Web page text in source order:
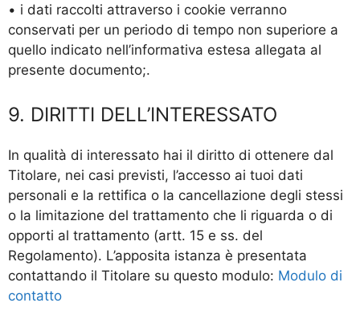
• i dati raccolti attraverso i cookie verranno
conservati per un periodo di tempo non superiore a
quello indicato nell’informativa estesa allegata al
presente documento;.
9. DIRITTI DELL’INTERESSATO
In qualità di interessato hai il diritto di ottenere dal
Titolare, nei casi previsti, l’accesso ai tuoi dati
personali e la rettifica o la cancellazione degli stessi
o la limitazione del trattamento che li riguarda o di
opporti al trattamento (artt. 15 e ss. del
Regolamento). L’apposita istanza è presentata
contattando il Titolare su questo modulo: Modulo di
contatto